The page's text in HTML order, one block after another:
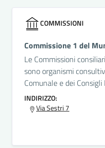
COMMISSIONI
Commissione 1 del
Le Commissioni
sono organismi
Comunale e dei
INDIRIZZO:
Via Sestri 7